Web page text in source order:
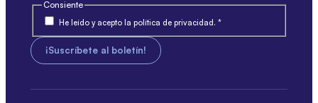
Consiente
He leído y acepto la política de privacidad. *